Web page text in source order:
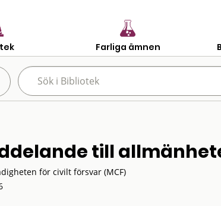
Farliga ämnen
till
för civilt försvar (MCF)